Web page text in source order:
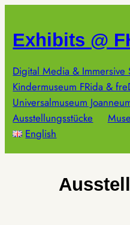
springen
Exhibits @
Digital Media & Immersive
Kindermuseum FRida &
Universalmuseum
Ausstellungsstücke
English